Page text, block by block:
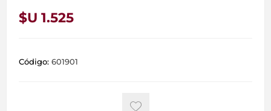
$U 1.525
Código: 601901